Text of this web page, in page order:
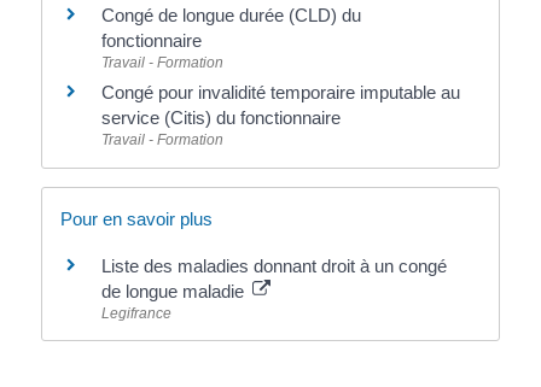
Congé de longue durée (CLD) du
fonctionnaire
Travail - Formation
Congé pour invalidité temporaire imputable au
service (Citis) du fonctionnaire
Travail - Formation
Pour en savoir plus
Liste des maladies donnant droit à un congé
de longue maladie
Legifrance